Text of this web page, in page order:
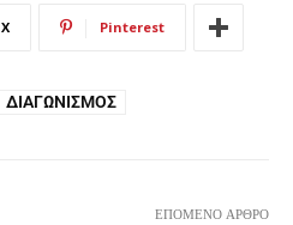
X Pinterest
ΔΙΑΓΩΝΙΣΜΌΣ
ΕΠΌΜΕΝΟ ΆΡΘΡΟ